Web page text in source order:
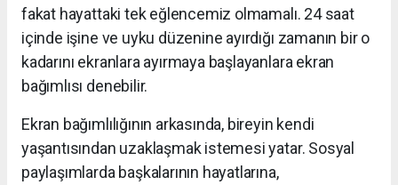
fakat hayattaki tek eğlencemiz olmamalı. 24 saat
içinde işine ve uyku düzenine ayırdığı zamanın bir o
kadarını ekranlara ayırmaya başlayanlara ekran
bağımlısı denebilir.
Ekran bağımlılığının arkasında, bireyin kendi
yaşantısından uzaklaşmak istemesi yatar. Sosyal
paylaşımlarda başkalarının hayatlarına,